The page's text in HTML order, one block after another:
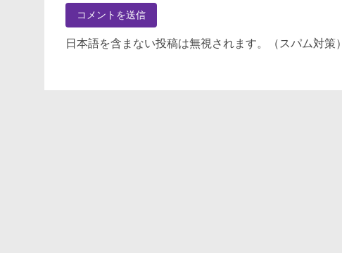
日本語を含まない投稿は無視されます。（スパム対策）